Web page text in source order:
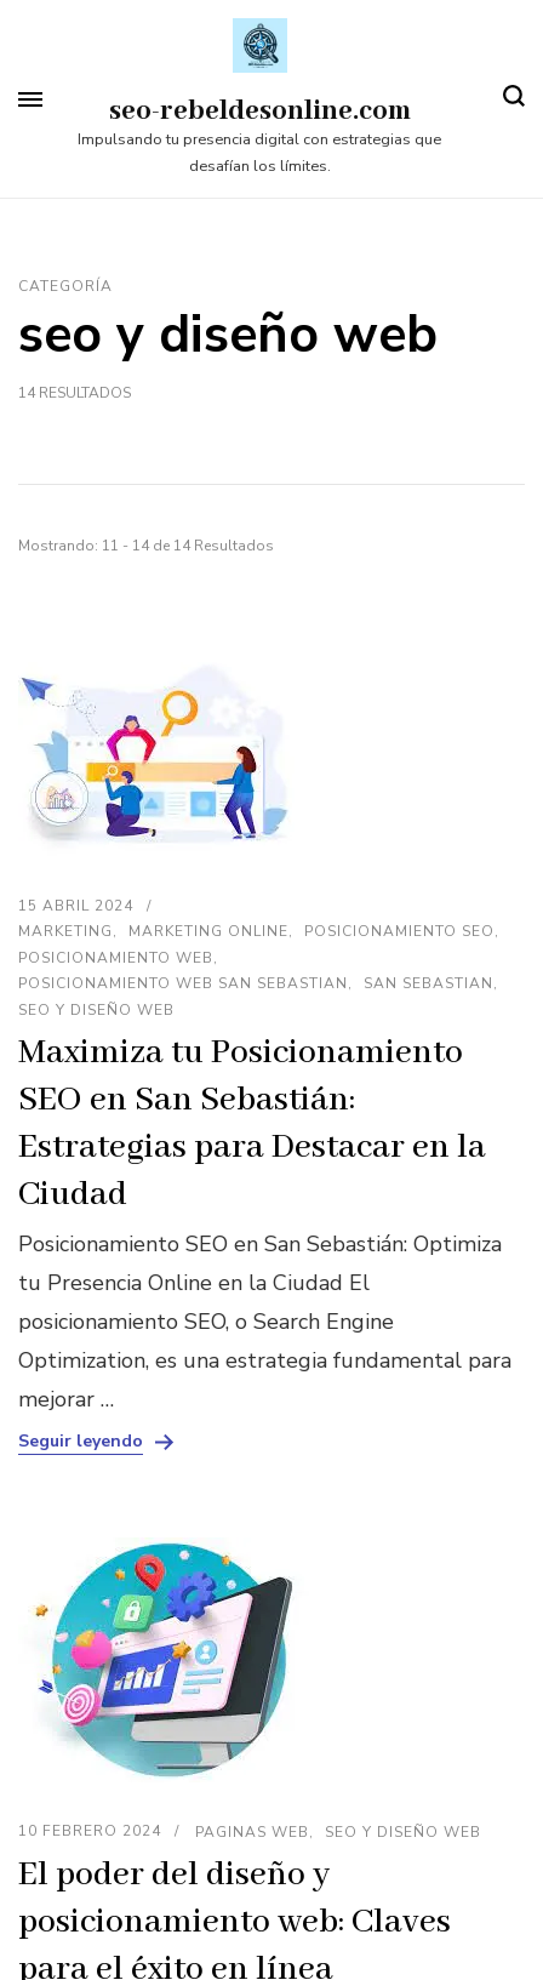
contenido
(presiona
seo-rebeldesonline.com
Impulsando tu presencia digital con estrategias que
desafían los límites.
CATEGORÍA
seo y diseño web
14 RESULTADOS
Mostrando: 11 - 14 de 14 Resultados
15 ABRIL 2024
MARKETING
MARKETING ONLINE
POSICIONAMIENTO SEO
POSICIONAMIENTO WEB
POSICIONAMIENTO WEB SAN SEBASTIAN
SAN SEBASTIAN
SEO Y DISEÑO WEB
Maximiza tu Posicionamiento
SEO en San Sebastián:
Estrategias para Destacar en la
Ciudad
Posicionamiento SEO en San Sebastián: Optimiza
tu Presencia Online en la Ciudad El
posicionamiento SEO, o Search Engine
Optimization, es una estrategia fundamental para
mejorar …
Seguir leyendo
10 FEBRERO 2024 PAGINAS WEB SEO Y DISEÑO WEB
El poder del diseño y
posicionamiento web: Claves
para el éxito en línea